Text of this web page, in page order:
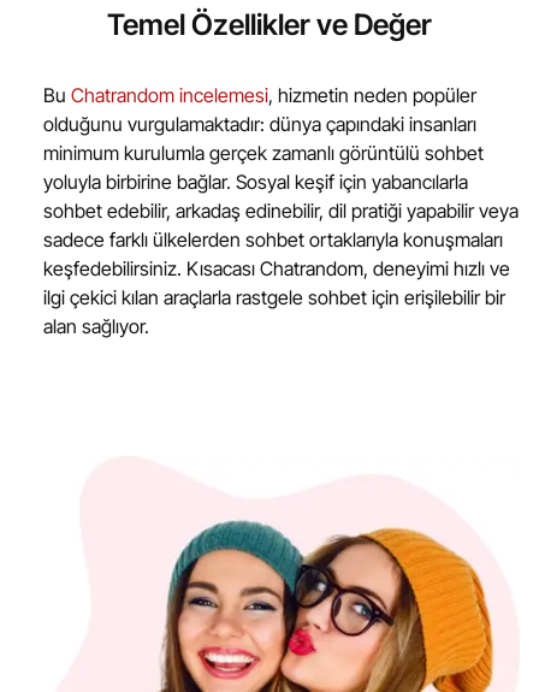
Temel Özellikler ve Değer
Bu Chatrandom incelemesi, hizmetin neden popüler
olduğunu vurgulamaktadır: dünya çapındaki insanları
minimum kurulumla gerçek zamanlı görüntülü sohbet
yoluyla birbirine bağlar. Sosyal keşif için yabancılarla
sohbet edebilir, arkadaş edinebilir, dil pratiği yapabilir veya
sadece farklı ülkelerden sohbet ortaklarıyla konuşmaları
keşfedebilirsiniz. Kısacası Chatrandom, deneyimi hızlı ve
ilgi çekici kılan araçlarla rastgele sohbet için erişilebilir bir
alan sağlıyor.